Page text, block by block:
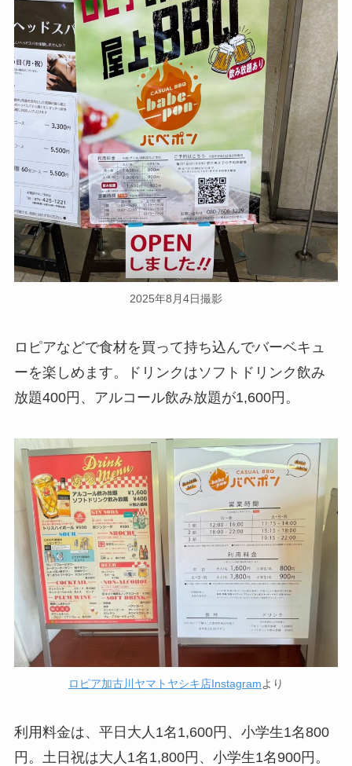
2025年8月4日撮影
ロピアなどで食材を買って持ち込んでバーベキュ
ーを楽しめます。ドリンクはソフトドリンク飲み
放題400円、アルコール飲み放題が1,600円。
ロピア加古川ヤマトヤシキ店Instagramより
利用料金は、平日大人1名1,600円、小学生1名800
円。土日祝は大人1名1,800円、小学生1名900円。